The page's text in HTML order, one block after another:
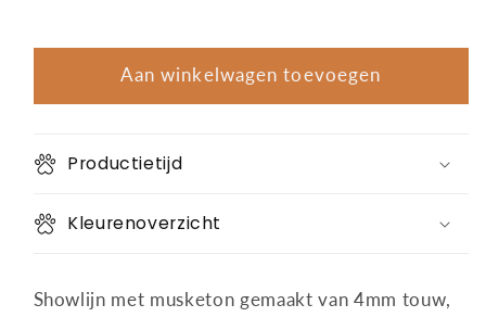
Aan winkelwagen toevoegen
Productietijd
Kleurenoverzicht
Showlijn met musketon gemaakt van 4mm touw,